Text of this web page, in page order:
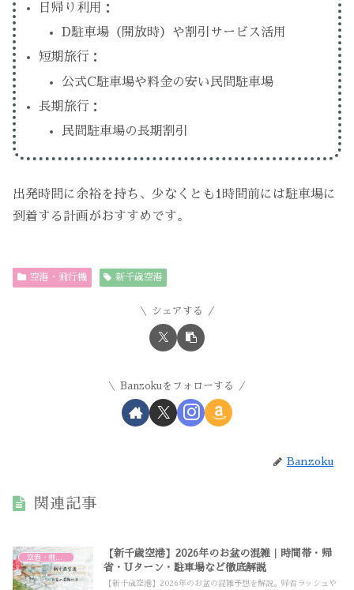
日帰り利用：
D駐車場（開放時）や割引サービス活用
短期旅行：
公式C駐車場や料金の安い民間駐車場
長期旅行：
民間駐車場の長期割引
出発時間に余裕を持ち、少なくとも1時間前には駐車場に
到着する計画がおすすめです。
空港・飛行機 新千歳空港
シェアする
Banzokuをフォローする
Banzoku
関連記事
【新千歳空港】2026年のお盆の混雑｜時間帯・帰
省・Uターン・駐車場など徹底解説
【新千歳空港】2026年のお盆の混雑予想を解説。帰省ラッシュや